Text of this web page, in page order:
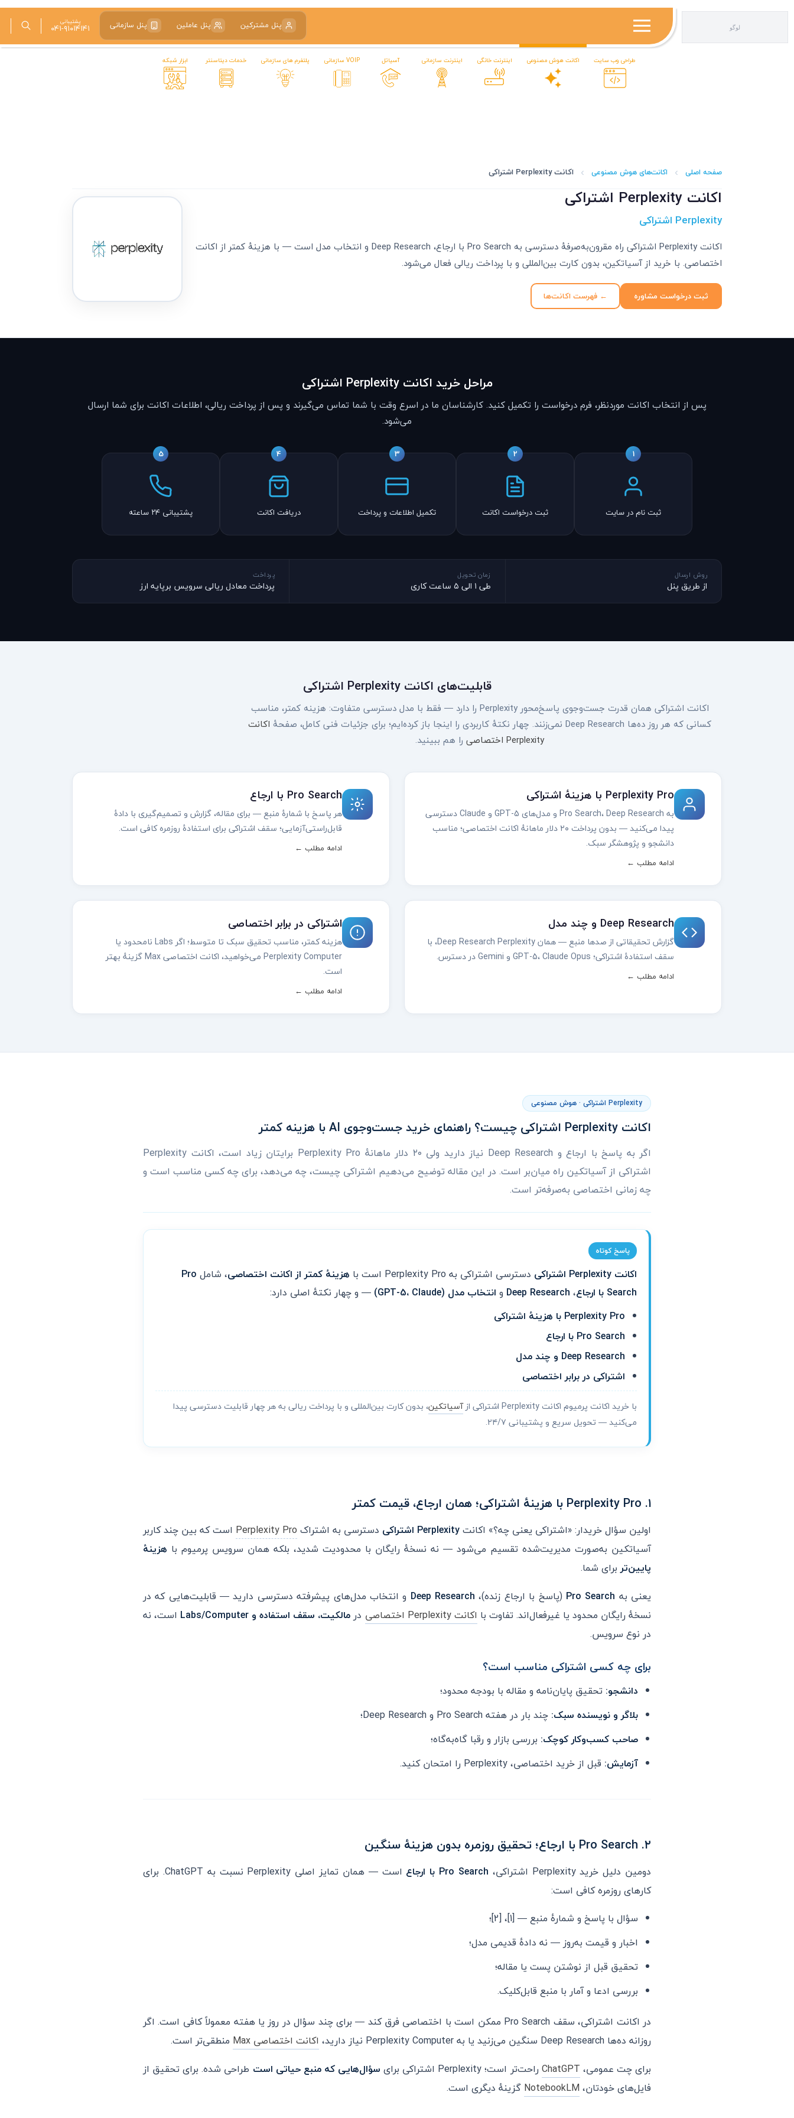
آسیاتکین | اینترنت ADSL، VDSL، LTE و VoIP تبریز
پنل مشترکین پنل عاملین پنل سازمانی پشتیبانی
۰۴۱-۹۱۰۱۴۱۴۱
طراحی وب سایت اکانت هوش مصنوعی اینترنت خانگی اینترنت سازمانی آسیاتل VOIP سازمانی پلتفرم های سازمانی خدمات دیتاسنتر ابزار شبکه
صفحه اصلی اکانت‌های هوش مصنوعی اکانت Perplexity اشتراکی
اکانت Perplexity اشتراکی
Perplexity اشتراکی
اکانت Perplexity اشتراکی راه مقرون‌به‌صرفهٔ دسترسی به Pro Search با ارجاع، Deep Research و انتخاب مدل است — با هزینهٔ کمتر از اکانت
اختصاصی. با خرید از آسیاتکین، بدون کارت بین‌المللی و با پرداخت ریالی فعال می‌شود.
ثبت درخواست مشاوره ← فهرست اکانت‌ها
مراحل خرید اکانت Perplexity اشتراکی
پس از انتخاب اکانت موردنظر، فرم درخواست را تکمیل کنید. کارشناسان ما در اسرع وقت با شما تماس می‌گیرند و پس از پرداخت ریالی، اطلاعات اکانت برای شما ارسال
می‌شود.
1
ثبت نام در سایت
2
ثبت درخواست اکانت
3
تکمیل اطلاعات و پرداخت
4
دریافت اکانت
5
پشتیبانی ۲۴ ساعته
روش ارسال
از طریق پنل
زمان تحویل
طی ۱ الی ۵ ساعت کاری
پرداخت
پرداخت معادل ریالی سرویس برپایه ارز
قابلیت‌های اکانت Perplexity اشتراکی
اکانت اشتراکی همان قدرت جست‌وجوی پاسخ‌محور Perplexity را دارد — فقط با مدل دسترسی متفاوت: هزینه کمتر، مناسب
کسانی که هر روز ده‌ها Deep Research نمی‌زنند. چهار نکتهٔ کاربردی را اینجا باز کرده‌ایم؛ برای جزئیات فنی کامل، صفحهٔ
اکانت
Perplexity اختصاصی
را هم ببینید.
Perplexity Pro با هزینهٔ اشتراکی
به Pro Search، Deep Research و مدل‌های GPT-5 و Claude دسترسی
پیدا می‌کنید — بدون پرداخت ۲۰ دلار ماهانهٔ اکانت اختصاصی؛ مناسب
دانشجو و پژوهشگر سبک.
ادامه مطلب ←
Pro Search با ارجاع
هر پاسخ با شمارهٔ منبع — برای مقاله، گزارش و تصمیم‌گیری با دادهٔ
قابل‌راستی‌آزمایی؛ سقف اشتراکی برای استفادهٔ روزمره کافی است.
ادامه مطلب ←
Deep Research و چند مدل
گزارش تحقیقاتی از صدها منبع — همان Deep Research Perplexity، با
سقف استفادهٔ اشتراکی؛ GPT-5، Claude Opus و Gemini در دسترس.
ادامه مطلب ←
اشتراکی در برابر اختصاصی
هزینه کمتر، مناسب تحقیق سبک تا متوسط؛ اگر Labs نامحدود یا
Perplexity Computer می‌خواهید، اکانت اختصاصی Max گزینهٔ بهتر
است.
ادامه مطلب ←
Perplexity اشتراکی · هوش مصنوعی
اکانت Perplexity اشتراکی چیست؟ راهنمای خرید جست‌وجوی AI با هزینه کمتر
اگر به پاسخ با ارجاع و Deep Research نیاز دارید ولی ۲۰ دلار ماهانهٔ Perplexity Pro برایتان زیاد است، اکانت Perplexity
اشتراکی از آسیاتکین راه میان‌بر است. در این مقاله توضیح می‌دهیم اشتراکی چیست، چه می‌دهد، برای چه کسی مناسب است و
چه زمانی اختصاصی به‌صرفه‌تر است.
پاسخ کوتاه
اکانت Perplexity اشتراکی دسترسی اشتراکی به Perplexity Pro است با هزینهٔ کمتر از اکانت اختصاصی، شامل Pro
Search با ارجاع
، Deep Research و انتخاب مدل (GPT-5، Claude)
— و چهار نکتهٔ اصلی دارد:
Perplexity Pro با هزینهٔ اشتراکی
Pro Search با ارجاع
Deep Research و چند مدل
اشتراکی در برابر اختصاصی
با خرید اکانت پرمیوم اکانت Perplexity اشتراکی از آسیاتکین، بدون کارت بین‌المللی و با پرداخت ریالی به هر چهار قابلیت دسترسی پیدا
می‌کنید — تحویل سریع و پشتیبانی ۲۴/۷.
۱. Perplexity Pro با هزینهٔ اشتراکی؛ همان ارجاع، قیمت کمتر
اولین سؤال خریدار: «اشتراکی یعنی چه؟» اکانتPerplexity اشتراکی دسترسی به اشتراک Perplexity Pro است که بین چند کاربر
آسیاتکین به‌صورت مدیریت‌شده تقسیم می‌شود — نه نسخهٔ رایگان با محدودیت شدید، بلکه همان سرویس پرمیوم با هزینهٔ
پایین‌تربرای شما.
یعنی به Pro Search (پاسخ با ارجاع زنده)، Deep Research و انتخاب مدل‌های پیشرفته دسترسی دارید — قابلیت‌هایی که در
نسخهٔ رایگان محدود یا غیرفعال‌اند. تفاوت با اکانت Perplexity اختصاصی در مالکیت، سقف استفاده و Labs/Computer
است، نه
در نوع سرویس.
برای چه کسی اشتراکی مناسب است؟
دانشجو: تحقیق پایان‌نامه و مقاله با بودجه محدود؛
بلاگر و نویسنده سبک: چند بار در هفته Pro Search و Deep Research؛
صاحب کسب‌وکار کوچک: بررسی بازار و رقبا گاه‌به‌گاه؛
آزمایش: قبل از خرید اختصاصی، Perplexity را امتحان کنید.
۲. Pro Search با ارجاع؛ تحقیق روزمره بدون هزینهٔ سنگین
دومین دلیل خرید Perplexity اشتراکی، Pro Search با ارجاع
است — همان تمایز اصلی Perplexity نسبت به ChatGPT. برای
کارهای روزمره کافی است:
سؤال با پاسخ و شمارهٔ منبع — [1]، [2]؛
اخبار و قیمت به‌روز — نه دادهٔ قدیمی مدل؛
تحقیق قبل از نوشتن پست یا مقاله؛
بررسی ادعا و آمار با منبع قابل‌کلیک.
در اکانت اشتراکی، سقف Pro Search ممکن است با اختصاصی فرق کند — برای چند سؤال در روز یا هفته معمولاً کافی است. اگر
روزانه ده‌ها Deep Research سنگین می‌زنید یا به Perplexity Computer نیاز دارید،
اکانت اختصاصی Max
منطقی‌تر است.
برای چت عمومی، ChatGPT راحت‌تر است؛ Perplexity اشتراکی برای سؤال‌هایی که منبع حیاتی است طراحی شده. برای تحقیق از
فایل‌های خودتان،NotebookLM گزینهٔ دیگری است.